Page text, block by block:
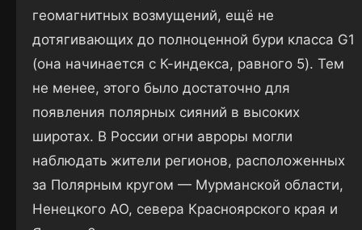
геомагнитных возмущений, ещё не
дотягивающих до полноценной бури класса G1
(она начинается с К-индекса, равного 5). Тем
не менее, этого было достаточно для
появления полярных сияний в высоких
широтах. В России огни авроры могли
наблюдать жители регионов, расположенных
за Полярным кругом — Мурманской области,
Ненецкого АО, севера Красноярского края и